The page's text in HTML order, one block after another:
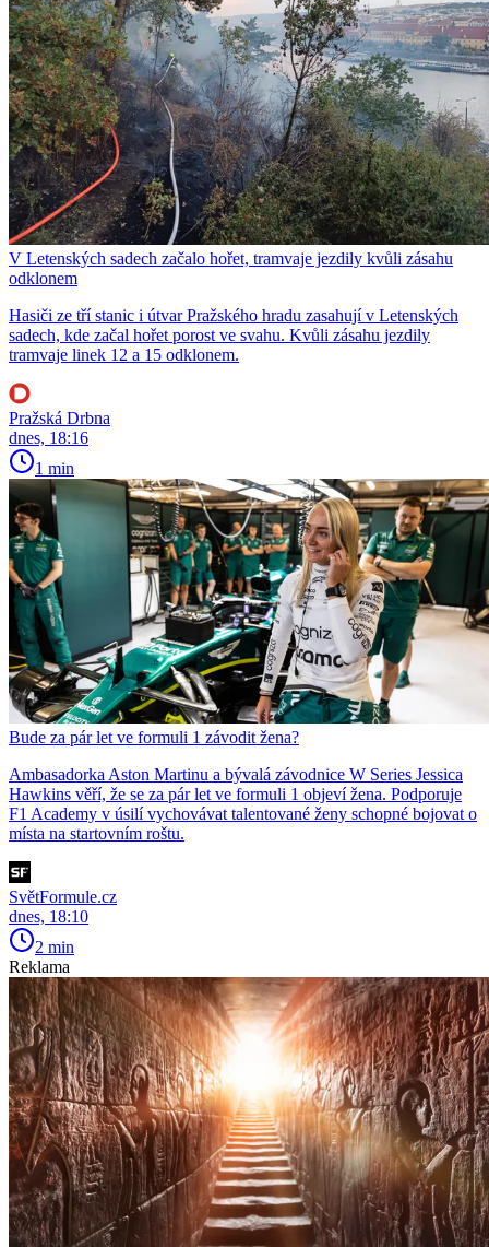
V Letenských sadech začalo hořet, tramvaje jezdily kvůli zásahu
odklonem
Hasiči ze tří stanic i útvar Pražského hradu zasahují v Letenských
sadech, kde začal hořet porost ve svahu. Kvůli zásahu jezdily
tramvaje linek 12 a 15 odklonem.
Pražská Drbna
dnes, 18:16
1 min
Bude za pár let ve formuli 1 závodit žena?
Ambasadorka Aston Martinu a bývalá závodnice W Series Jessica
Hawkins věří, že se za pár let ve formuli 1 objeví žena. Podporuje
F1 Academy v úsilí vychovávat talentované ženy schopné bojovat o
místa na startovním roštu.
SvětFormule.cz
dnes, 18:10
2 min
Reklama